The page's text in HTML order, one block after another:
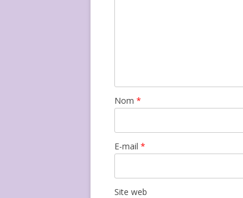
Nom *
E-mail *
Site web